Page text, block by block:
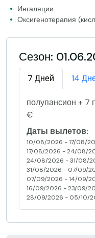
Ингаляции
Оксигенотерапия
Сезон:
7 Дней 14
полупансион + 7
€
Даты вылетов:
10/08/2026 - 17/08/
17/08/2026 - 24/08/
24/08/2026 - 31/08/
31/08/2026 - 07/09/
07/09/2026 - 14/09/
16/09/2026 - 23/09/
28/09/2026 - 05/10/